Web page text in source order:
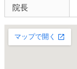
院長